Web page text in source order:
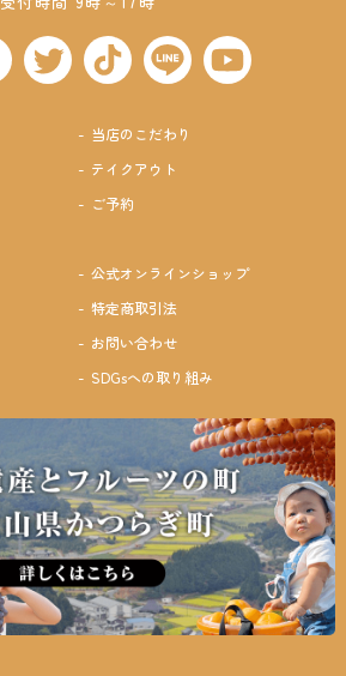
当店のこだわり
テイクアウト
ご予約
公式オンラインショップ
特定商取引法
お問い合わせ
SDGsへの取り組み